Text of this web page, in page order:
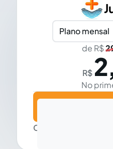
Plano mensal
de R$
R$
No
Cobrança mensal,